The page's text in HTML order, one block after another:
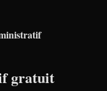
gratuit